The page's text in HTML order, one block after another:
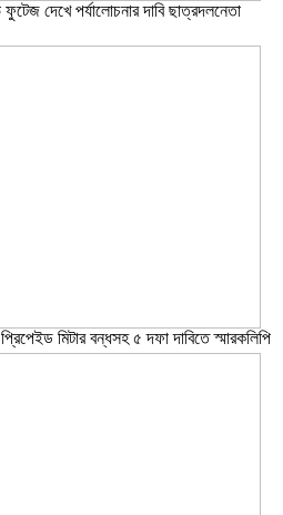
দেখে পর্যালোচনার দাবি ছাত্রদলনেতা
মিটার বন্ধসহ ৫ দফা দাবিতে স্মারকলিপি